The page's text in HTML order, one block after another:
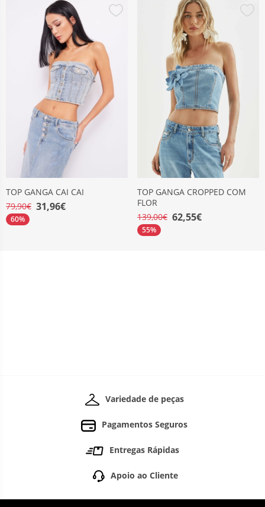
TOP GANGA CAI CAI
79,90€ 31,96€
60%
TOP GANGA CROPPED COM
FLOR
139,00€ 62,55€
55%
Variedade de peças
Pagamentos Seguros
Entregas Rápidas
Apoio ao Cliente